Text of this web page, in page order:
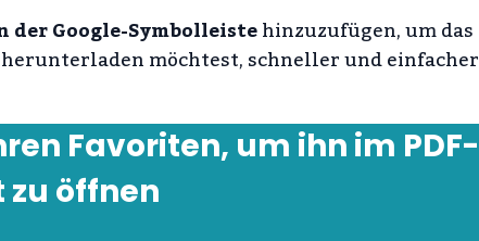
der Google-Symbolleistehinzuzufügen, um das
möchtest, schneller und einfacher
Favoriten, um ihn im PDF-
zu öffnen